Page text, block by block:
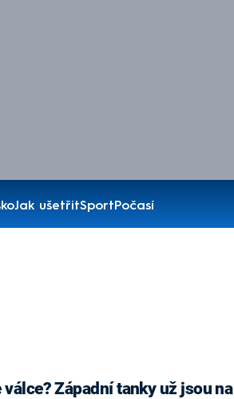
Jak ušetřitSportPočasí
válce? Západní tanky už jsou na